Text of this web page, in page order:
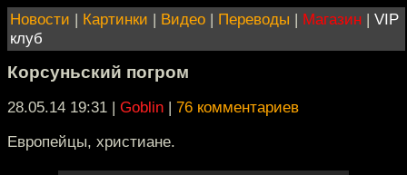
Новости | Картинки | Видео | Переводы | Магазин | VIP
клуб
Корсуньский погром
28.05.14 19:31 | Goblin | 76 комментариев
Европейцы, христиане.